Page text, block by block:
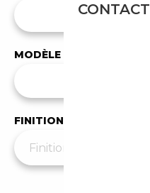
Audi
MODÈLE
FINITION
CONTACT